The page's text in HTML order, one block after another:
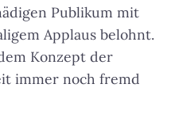
Publikum mit
Applaus belohnt.
Konzept der
immer noch fremd